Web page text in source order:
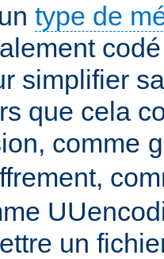
type de
simplifier
que cela
comme
un